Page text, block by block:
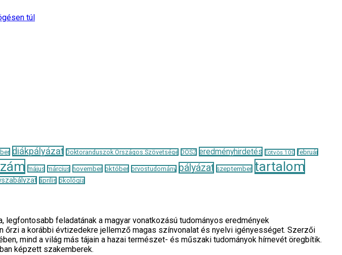
túl
diákpályázat Doktoranduszok Országos Szövetsége DOSZ eredményhirdetés Eötvös 100 február
május március november október orvostudomány pályázat szeptember tartalom
április ökológia
feladatának a magyar vonatkozású tudományos eredmények
a korábbi évtizedekre jellemző magas színvonalat és nyelvi igényességet. Szerzői
mind a világ más tájain a hazai természet- és műszaki tudományok hírnevét öregbítik.
képzett szakemberek.